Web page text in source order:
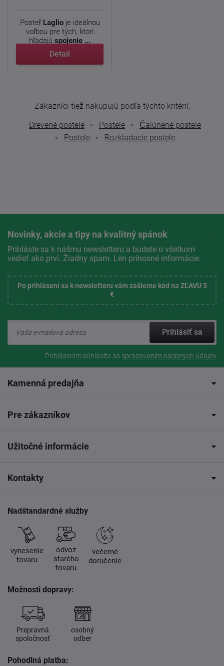
Posteľ Laglioje ideálnou
voľbou pre tých, ktorí
hľadajú spojenie ...
Detail
Zákazníci tiež nakupujú podľa týchto kritérií:
Drevené postele
Postele
Čalúnené postele
Postele
Rozkladacie postele
Novinky, akcie a tipy na kvalitný spánok
Prihláste sa k nášmu newsletteru a budete o všetkom
vedieť ako prví. Žiadny spam. Len prínosné informácie.
Po prihlásení sa k newsletteru vám zašleme kód na ZĽAVU 5
€
Prihlásiť sa
Prihlásením súhlasíte so spracovaním osobných údajov
Kamenná predajňa
Pre zákazníkov
Užitočné informácie
Kontakty
Nadštandardné služby
vynesenie
tovaru
odvoz
starého
tovaru
večerné
doručenie
Možnosti dopravy:
Prepravná
spoločnosť
osobný
odber
Pohodlná platba: